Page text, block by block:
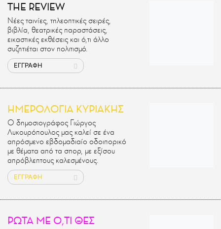
THE REVIEW
Νέες ταινίες, τηλεοπτικές σειρές,
βιβλία, θεατρικές παραστάσεις,
εικαστικές εκθέσεις και ό,τι άλλο
συζητιέται στον πολιτισμό.
ΕΓΓΡΑΦΗ
ΗΜΕΡΟΛΟΓΙΑ ΚΥΡΙΑΚΗΣ
Ο δημοσιογράφος Γιώργος
Λυκουρόπουλος μας καλεί σε ένα
απρόσμενο εβδομαδιαίο οδοιπορικό
με θέματα από τα σπορ, με εξίσου
απρόβλεπτους καλεσμένους.
ΕΓΓΡΑΦΗ
ΡΩΤΑ ΜΕ Ο,ΤΙ ΘΕΣ